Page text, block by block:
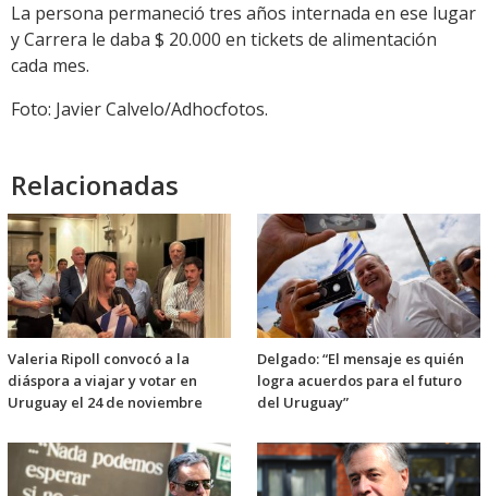
La persona permaneció tres años internada en ese lugar
y Carrera le daba $ 20.000 en tickets de alimentación
cada mes.
Foto: Javier Calvelo/Adhocfotos.
Relacionadas
Valeria Ripoll convocó a la
diáspora a viajar y votar en
Uruguay el 24 de noviembre
Delgado: “El mensaje es quién
logra acuerdos para el futuro
del Uruguay”